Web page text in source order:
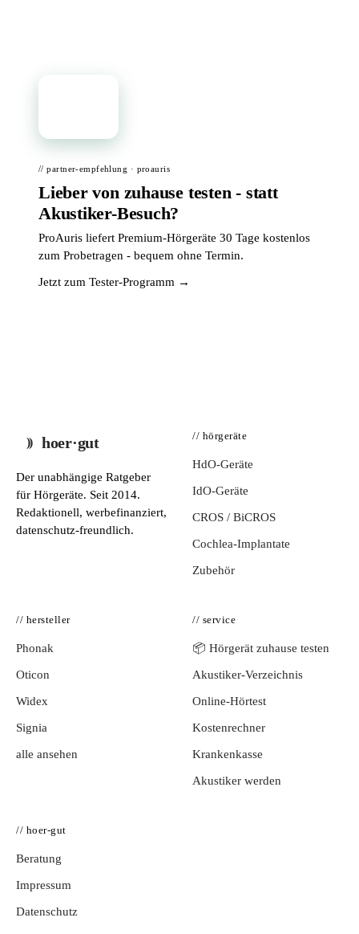
// partner-empfehlung · proauris
Lieber von zuhause testen - statt
Akustiker-Besuch?
ProAuris liefert Premium-Hörgeräte 30 Tage kostenlos
zum Probetragen - bequem ohne Termin.
Jetzt zum Tester-Programm →
hoer·gut
Der unabhängige Ratgeber
für Hörgeräte. Seit 2014.
Redaktionell, werbefinanziert,
datenschutz-freundlich.
// hörgeräte
HdO-Geräte
IdO-Geräte
CROS / BiCROS
Cochlea-Implantate
Zubehör
// hersteller
Phonak
Oticon
Widex
Signia
alle ansehen
// service
📦 Hörgerät zuhause testen
Akustiker-Verzeichnis
Online-Hörtest
Kostenrechner
Krankenkasse
Akustiker werden
// hoer-gut
Beratung
Impressum
Datenschutz